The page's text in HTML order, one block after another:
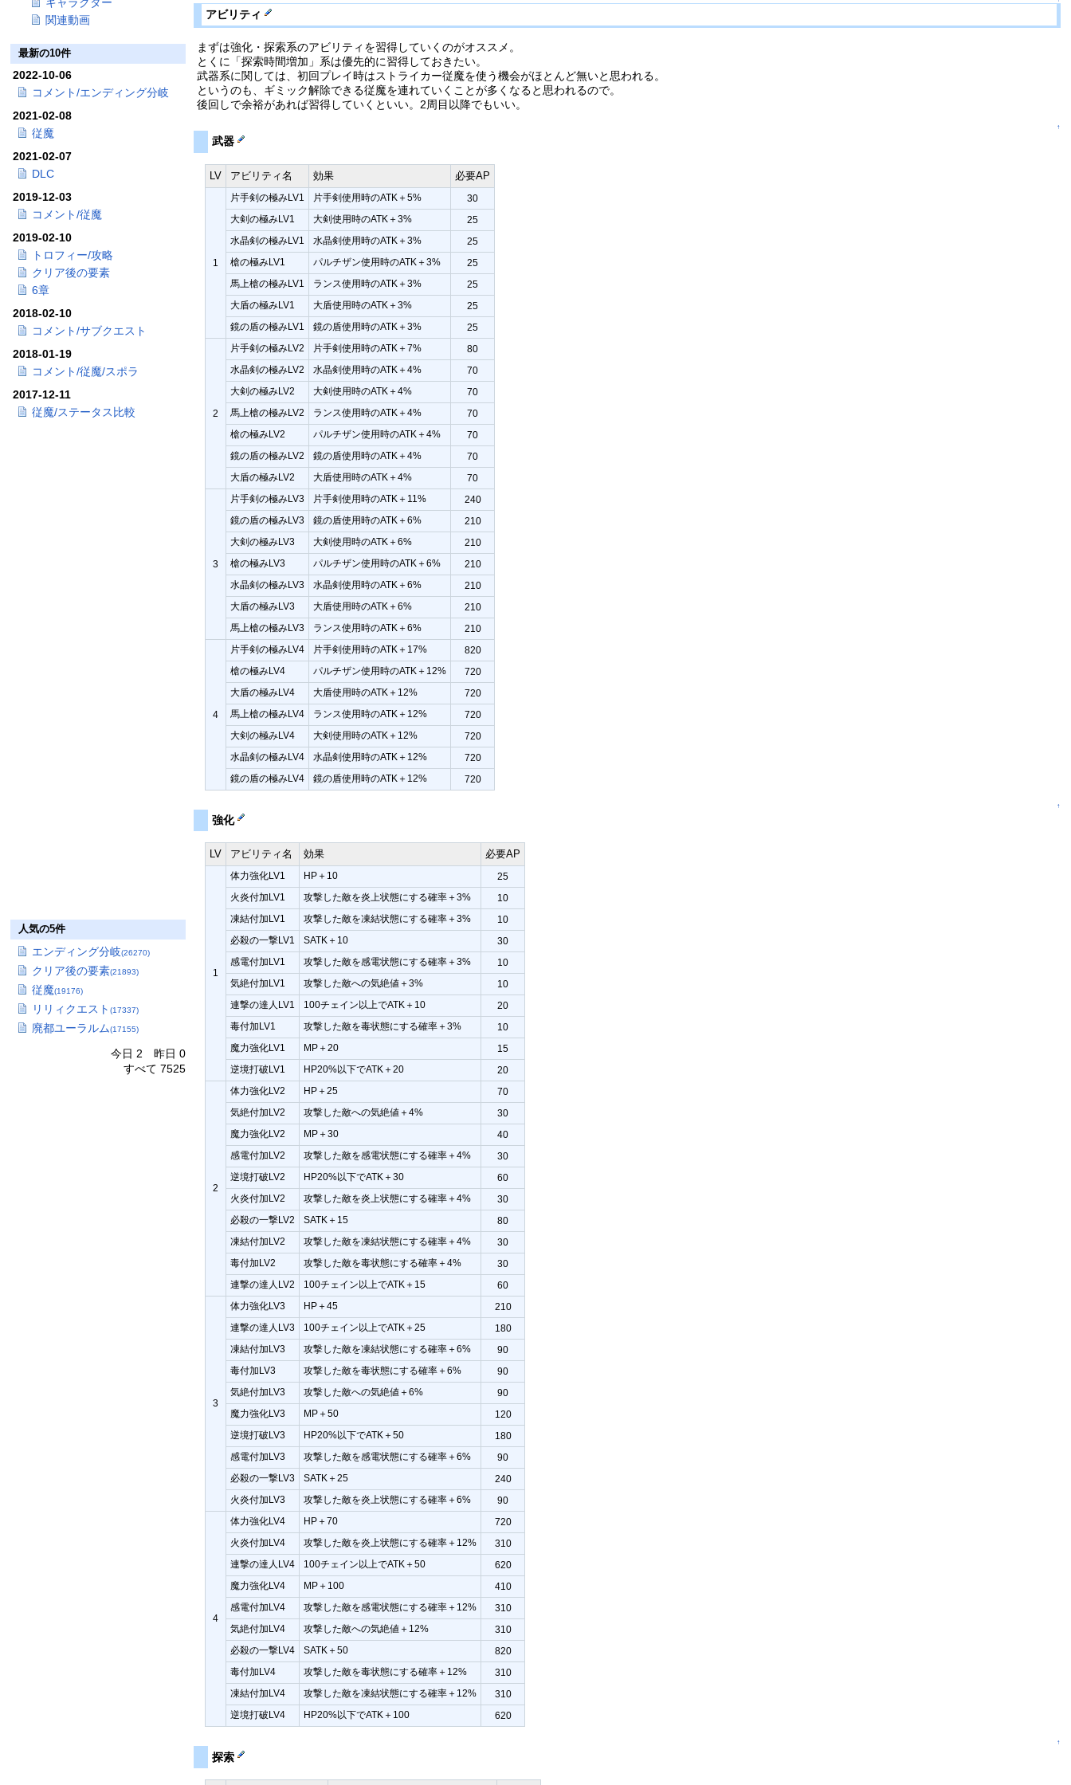
アビリティ
まずは強化・探索系のアビリティを習得していくのがオススメ。
とくに「探索時間増加」系は優先的に習得しておきたい。
武器系に関しては、初回プレイ時はストライカー従魔を使う機会がほとんど無いと思われる。
というのも、ギミック解除できる従魔を連れていくことが多くなると思われるので。
後回しで余裕があれば習得していくといい。2周目以降でもいい。
↑
武器
LV アビリティ名 効果 必要AP
1
片手剣の極みLV1 片手剣使用時のATK＋5%
30
大剣の極みLV1
大剣使用時のATK＋3%
25
水晶剣の極みLV1
水晶剣使用時のATK＋3%
25
槍の極みLV1
パルチザン使用時のATK＋3%
25
馬上槍の極みLV1
ランス使用時のATK＋3%
25
大盾の極みLV1
大盾使用時のATK＋3%
25
鏡の盾の極みLV1
鏡の盾使用時のATK＋3% 25
2
片手剣の極みLV2 片手剣使用時のATK＋7%
80
水晶剣の極みLV2
水晶剣使用時のATK＋4%
70
大剣の極みLV2
大剣使用時のATK＋4%
70
馬上槍の極みLV2
ランス使用時のATK＋4%
70
槍の極みLV2
パルチザン使用時のATK＋4%
70
鏡の盾の極みLV2
鏡の盾使用時のATK＋4%
70
大盾の極みLV2
大盾使用時のATK＋4% 70
3
片手剣の極みLV3 片手剣使用時のATK＋11%
240
鏡の盾の極みLV3
鏡の盾使用時のATK＋6%
210
大剣の極みLV3
大剣使用時のATK＋6%
210
槍の極みLV3
パルチザン使用時のATK＋6%
210
水晶剣の極みLV3
水晶剣使用時のATK＋6%
210
大盾の極みLV3
大盾使用時のATK＋6%
210
馬上槍の極みLV3
ランス使用時のATK＋6% 210
4
片手剣の極みLV4 片手剣使用時のATK＋17%
820
槍の極みLV4
パルチザン使用時のATK＋12%
720
大盾の極みLV4
大盾使用時のATK＋12%
720
馬上槍の極みLV4
ランス使用時のATK＋12%
720
大剣の極みLV4
大剣使用時のATK＋12%
720
水晶剣の極みLV4
水晶剣使用時のATK＋12%
720
鏡の盾の極みLV4
鏡の盾使用時のATK＋12% 720
↑
強化
LV アビリティ名 効果 必要AP
1
体力強化LV1 HP＋10
25
火炎付加LV1
攻撃した敵を炎上状態にする確率＋3%
10
凍結付加LV1
攻撃した敵を凍結状態にする確率＋3%
10
必殺の一撃LV1
SATK＋10
30
感電付加LV1
攻撃した敵を感電状態にする確率＋3%
10
気絶付加LV1
攻撃した敵への気絶値＋3%
10
連撃の達人LV1
100チェイン以上でATK＋10
20
毒付加LV1
攻撃した敵を毒状態にする確率＋3%
10
魔力強化LV1
MP＋20
15
逆境打破LV1
HP20%以下でATK＋20 20
2
体力強化LV2 HP＋25
70
気絶付加LV2
攻撃した敵への気絶値＋4%
30
魔力強化LV2
MP＋30
40
感電付加LV2
攻撃した敵を感電状態にする確率＋4%
30
逆境打破LV2
HP20%以下でATK＋30
60
火炎付加LV2
攻撃した敵を炎上状態にする確率＋4%
30
必殺の一撃LV2
SATK＋15
80
凍結付加LV2
攻撃した敵を凍結状態にする確率＋4%
30
毒付加LV2
攻撃した敵を毒状態にする確率＋4%
30
連撃の達人LV2
100チェイン以上でATK＋15 60
3
体力強化LV3 HP＋45
210
連撃の達人LV3
100チェイン以上でATK＋25
180
凍結付加LV3
攻撃した敵を凍結状態にする確率＋6%
90
毒付加LV3
攻撃した敵を毒状態にする確率＋6%
90
気絶付加LV3
攻撃した敵への気絶値＋6%
90
魔力強化LV3
MP＋50
120
逆境打破LV3
HP20%以下でATK＋50
180
感電付加LV3
攻撃した敵を感電状態にする確率＋6%
90
必殺の一撃LV3
SATK＋25
240
火炎付加LV3
攻撃した敵を炎上状態にする確率＋6% 90
4
体力強化LV4 HP＋70
720
火炎付加LV4
攻撃した敵を炎上状態にする確率＋12%
310
連撃の達人LV4
100チェイン以上でATK＋50
620
魔力強化LV4
MP＋100
410
感電付加LV4
攻撃した敵を感電状態にする確率＋12%
310
気絶付加LV4
攻撃した敵への気絶値＋12%
310
必殺の一撃LV4
SATK＋50
820
毒付加LV4
攻撃した敵を毒状態にする確率＋12%
310
凍結付加LV4
攻撃した敵を凍結状態にする確率＋12%
310
逆境打破LV4
HP20%以下でATK＋100 620
↑
探索
関連動画
最新の10件
2022-10-06
コメント/エンディング分岐
2021-02-08
従魔
2021-02-07
DLC
2019-12-03
コメント/従魔
2019-02-10
トロフィー/攻略
クリア後の要素
6章
2018-02-10
コメント/サブクエスト
2018-01-19
コメント/従魔/スポラ
2017-12-11
従魔/ステータス比較
人気の5件
エンディング分岐(26270)
クリア後の要素(21893)
従魔(19176)
リリィクエスト (17337)
廃都ユーラルム(17155)
今日 2 昨日 0
すべて 7525